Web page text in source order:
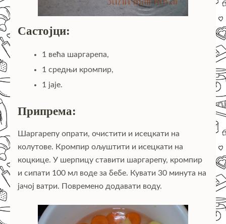
Састојци:
1 већа шаргарепа,
1 средњи кромпир,
1 јаје.
Припрема:
Шаргарепу опрати, очистити и исецкати на
колутове. Кромпир ољуштити и исецкати на
коцкице. У шерпицу ставити шаргарепу, кромпир
и сипати 100 мл воде за бебе. Кувати 30 минута на
јачој ватри. Повремено додавати воду.